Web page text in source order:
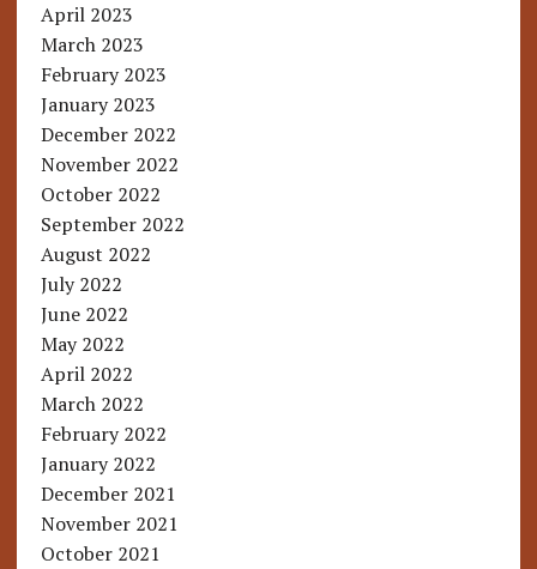
April 2023
March 2023
February 2023
January 2023
December 2022
November 2022
October 2022
September 2022
August 2022
July 2022
June 2022
May 2022
April 2022
March 2022
February 2022
January 2022
December 2021
November 2021
October 2021